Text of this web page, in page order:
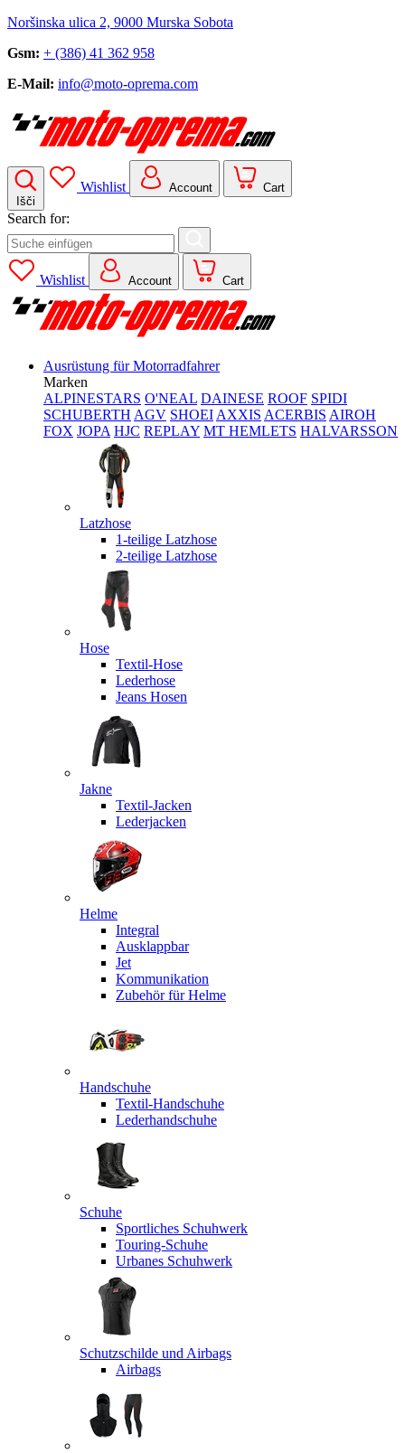
Noršinska ulica 2, 9000 Murska Sobota
Gsm: + (386) 41 362 958
E-Mail: info@moto-oprema.com
Išči
Wishlist Account Cart
Search for:
Wishlist Account Cart
Ausrüstung für Motorradfahrer
Marken
ALPINESTARS O'NEAL DAINESE ROOF SPIDI
SCHUBERTH AGV SHOEI AXXIS ACERBIS AIROH
FOX JOPA HJC REPLAY MT HEMLETS HALVARSSON
Latzhose
1-teilige Latzhose
2-teilige Latzhose
Hose
Textil-Hose
Lederhose
Jeans Hosen
Jakne
Textil-Jacken
Lederjacken
Helme
Integral
Ausklappbar
Jet
Kommunikation
Zubehör für Helme
Handschuhe
Textil-Handschuhe
Lederhandschuhe
Schuhe
Sportliches Schuhwerk
Touring-Schuhe
Urbanes Schuhwerk
Schutzschilde und Airbags
Airbags